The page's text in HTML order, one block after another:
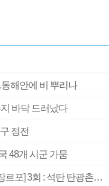
해안에 비 뿌리나
바닥 드러났다
정전
48개 시군 가뭄
[2026 부산청소년극지체험탐험대 현장르포] 3회 : 석탄 탄광촌에서 북극 연구의 중심지로